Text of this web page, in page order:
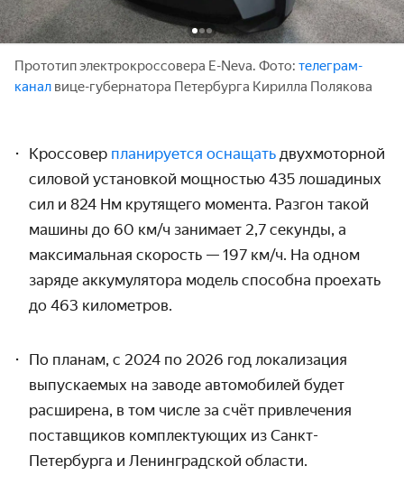
Прототип электрокроссовера E-Neva. Фото: телеграм-
канал вице-губернатора Петербурга Кирилла Полякова
Кроссовер планируется оснащать двухмоторной
силовой установкой мощностью 435 лошадиных
сил и 824 Нм крутящего момента. Разгон такой
машины до 60 км/ч занимает 2,7 секунды, а
максимальная скорость — 197 км/ч. На одном
заряде аккумулятора модель способна проехать
до 463 километров.
По планам, с 2024 по 2026 год локализация
выпускаемых на заводе автомобилей будет
расширена, в том числе за счёт привлечения
поставщиков комплектующих из Санкт-
Петербурга и Ленинградской области.